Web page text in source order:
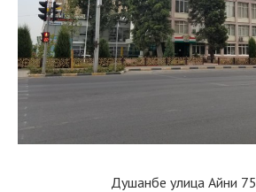
Душанбе улица Айни 75